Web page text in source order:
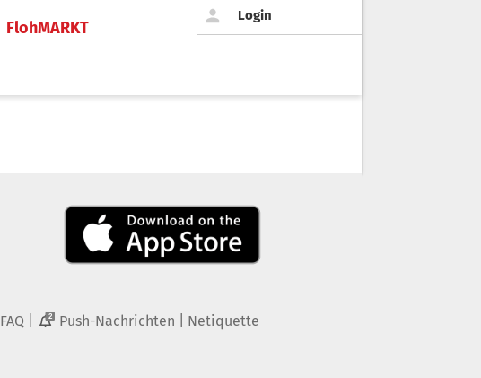
FlohMARKT
Login
FAQ 2 Push-Nachrichten Netiquette